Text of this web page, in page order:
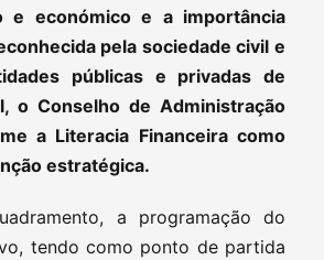
e económico e a importância
pela sociedade civil e
públicas e privadas de
o Conselho de Administração
a Literacia Financeira como
estratégica.
a programação do
tendo como ponto de partida